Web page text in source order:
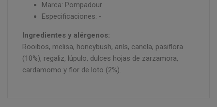
Marca: Pompadour
Especificaciones: -
Ingredientes y alérgenos:
Rooibos, melisa, honeybush, anís, canela, pasiflora
(10%), regaliz, lúpulo, dulces hojas de zarzamora,
cardamomo y flor de loto (2%).